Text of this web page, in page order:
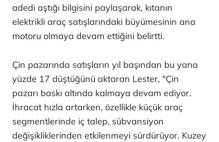
adedi aştığı bilgisini paylaşarak, kıtanın
elektrikli araç satışlarındaki büyümesinin ana
motoru olmaya devam ettiğini belirtti.
Çin pazarında satışların yıl başından bu yana
yüzde 17 düştüğünü aktaran Lester, "Çin
pazarı baskı altında kalmaya devam ediyor.
İhracat hızla artarken, özellikle küçük araç
segmentlerinde iç talep, sübvansiyon
değişikliklerinden etkilenmeyi sürdürüyor. Kuzey